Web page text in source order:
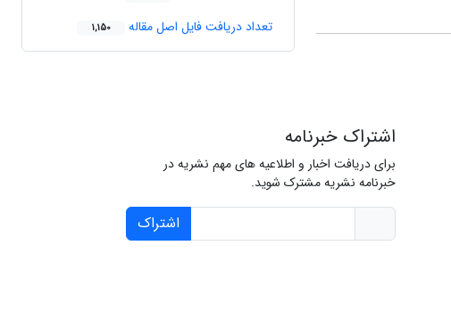
تعداد دریافت فایل اصل مقاله 1,150
اشتراک خبرنامه
برای دریافت اخبار و اطلاعیه های مهم نشریه در
خبرنامه نشریه مشترک شوید.
اشتراک